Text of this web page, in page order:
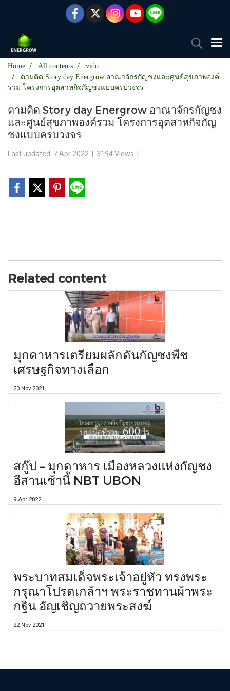
Home All contents
vido
ตามติด Story day Energrow อาณาจักรกัญชงและศูนย์สุขภาพองค์
รวม โครงการอุตสาหกิจกัญชงแบบครบวงจร
ตามติด Story day Energrow อาณาจักรกัญชง
และศูนย์สุขภาพองค์รวม โครงการอุตสาหกิจกัญ
ชงแบบครบวงจร
Last updated: 7 Apr 2022 3194 Views
Related content
มุกดาหารเตรียมผลักดันกัญชงพืช
เศรษฐกิจทางเลือก
20 Nov 2021
สกู๊ป – มุกดาหาร เมืองหลวงแห่งกัญชง
อีสานเช้านี้ NBT UBON
9 Apr 2022
พระบาทสมเด็จพระเจ้าอยู่หัว ทรงพระ
กรุณาโปรดเกล้าฯ พระราชทานผ้าพระ
กฐิน อัญเชิญถวายพระสงฆ์
22 Nov 2021